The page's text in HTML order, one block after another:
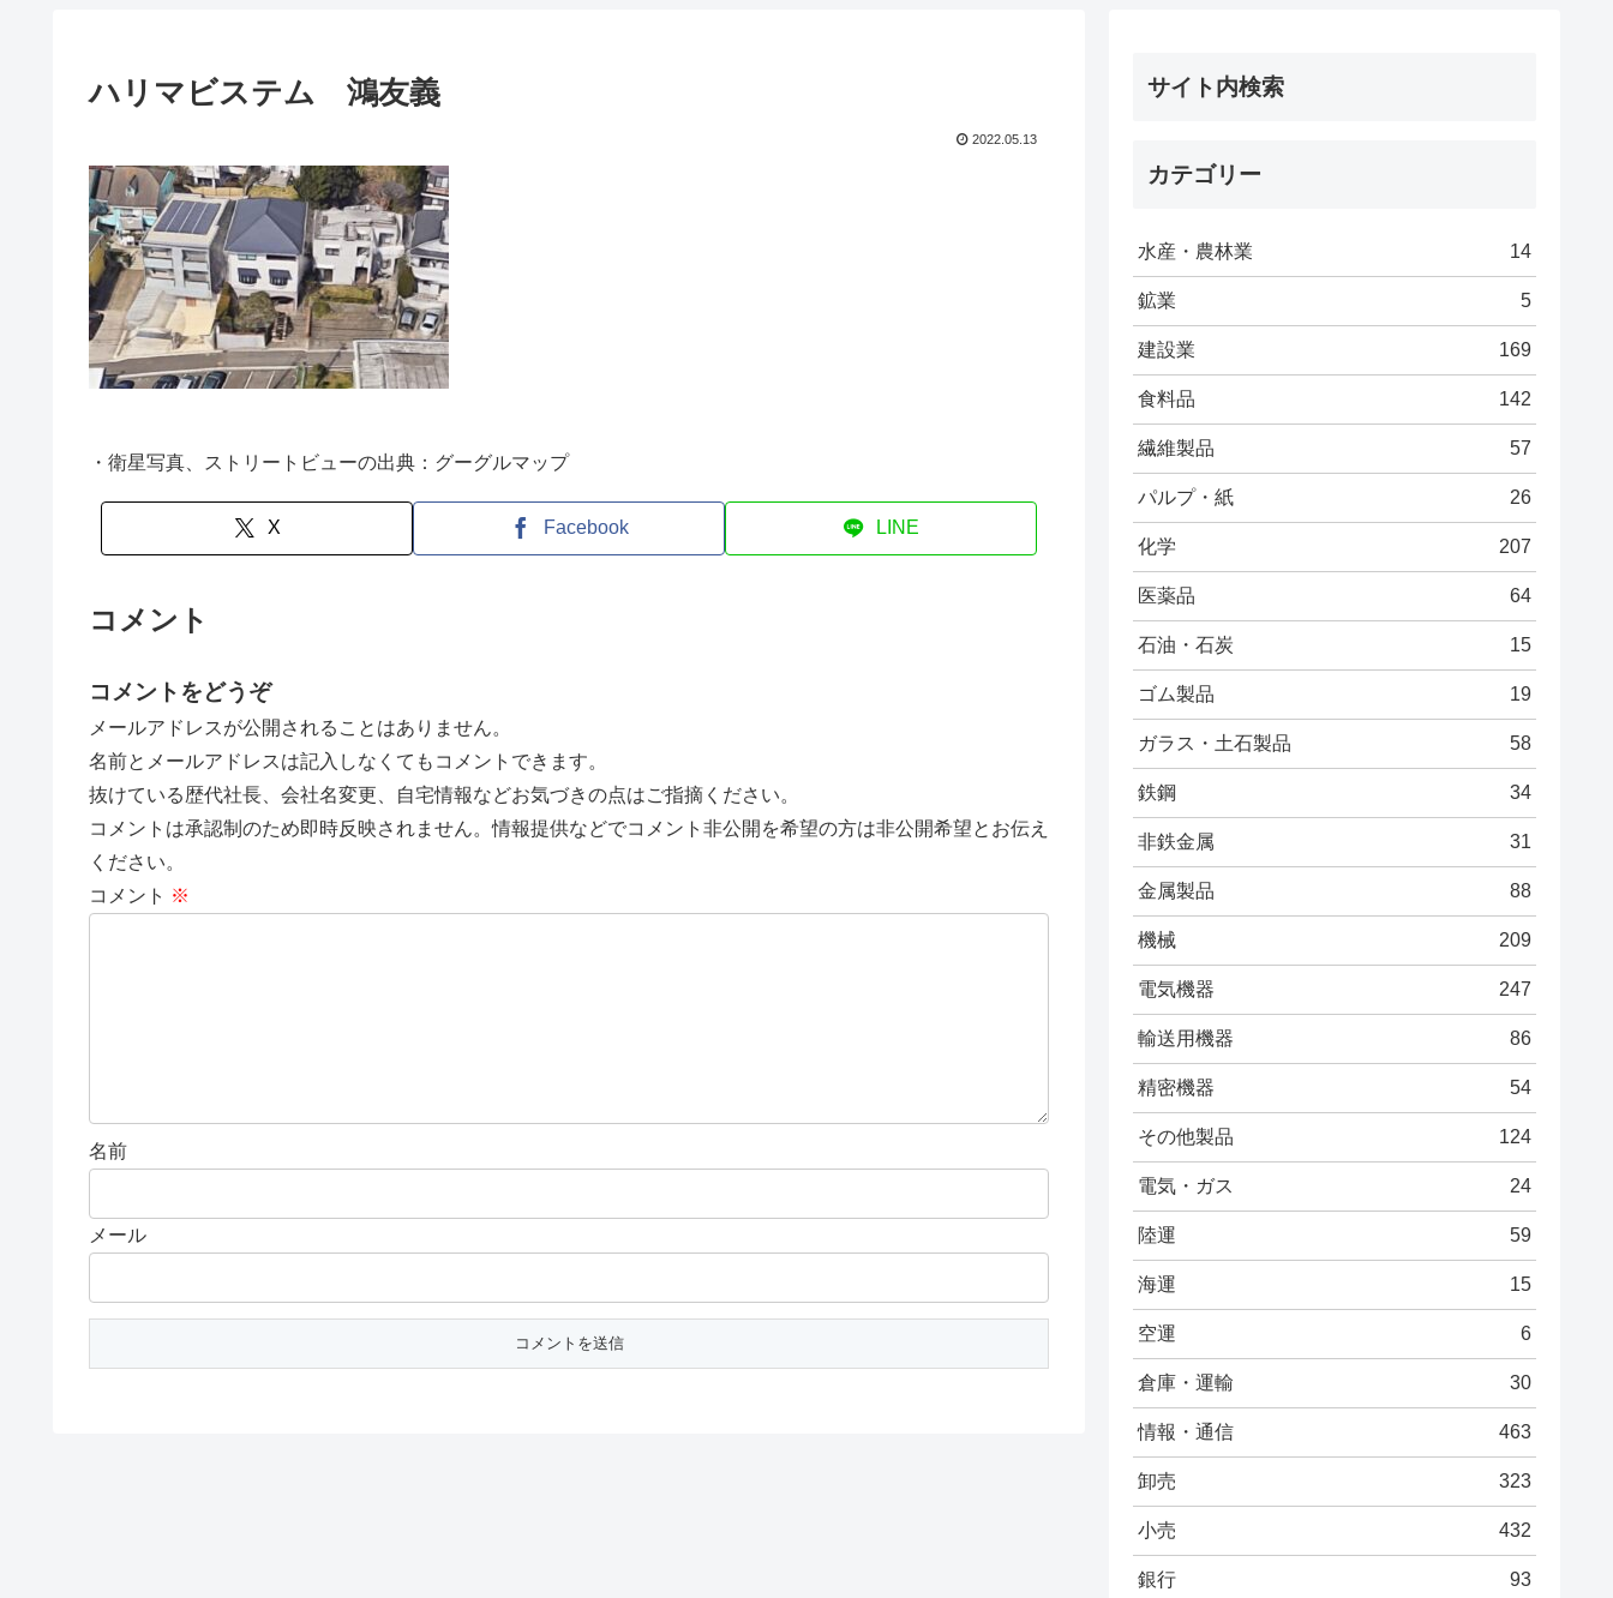
ハリマビステム 鴻友義
2022.05.13
・衛星写真、ストリートビューの出典：グーグルマップ
X Facebook LINE
コメント
コメントをどうぞ
メールアドレスが公開されることはありません。
名前とメールアドレスは記入しなくてもコメントできます。
抜けている歴代社長、会社名変更、自宅情報などお気づきの点はご指摘ください。
コメントは承認制のため即時反映されません。情報提供などでコメント非公開を希望の方は非公開希望とお伝え
ください。
コメント ※
名前
メール
サイト内検索
カテゴリー
水産・農林業 14
鉱業 5
建設業 169
食料品 142
繊維製品 57
パルプ・紙 26
化学 207
医薬品 64
石油・石炭 15
ゴム製品 19
ガラス・土石製品 58
鉄鋼 34
非鉄金属 31
金属製品 88
機械 209
電気機器 247
輸送用機器 86
精密機器 54
その他製品 124
電気・ガス 24
陸運 59
海運 15
空運 6
倉庫・運輸 30
情報・通信 463
卸売 323
小売 432
銀行 93